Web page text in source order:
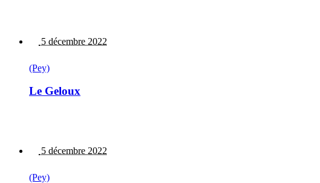
5 décembre 2022
(Pey)
Le Geloux
5 décembre 2022
(Pey)